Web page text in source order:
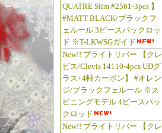
QUATRE Slim #2561-3pcs 】
#MATT BLACK/ブラックフ
ェルール 3ピースパックロッ
ド ※T-LKWSGガイド
New!! ブライトリバー 【クレ
ビス/Clevis 14110-4pcs UDグ
ラス+4軸カーボン】 #オレン
ジ/ブラックフェルール ※ス
ピニングモデル 4ピースパッ
クロッド
New!! ブライトリバー 【クレ